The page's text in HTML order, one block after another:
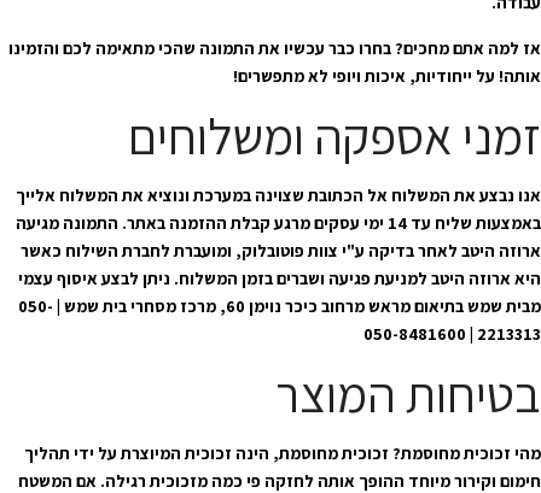
אז למה אתם מחכים? בחרו כבר עכשיו את התמונה שהכי מתאימה לכם והזמינו
אותה! על ייחודיות, איכות ויופי לא מתפשרים!
זמני אספקה ומשלוחים
אנו נבצע את המשלוח אל הכתובת שצוינה במערכת ונוציא את המשלוח אלייך
באמצעות שליח עד 14 ימי עסקים מרגע קבלת ההזמנה באתר. התמונה מגיעה
ארוזה היטב לאחר בדיקה ע"י צוות פוטובלוק, ומועברת לחברת השילוח כאשר
היא ארוזה היטב למניעת פגיעה ושברים בזמן המשלוח. ניתן לבצע איסוף עצמי
מבית שמש בתיאום מראש מרחוב כיכר נוימן 60, מרכז מסחרי בית שמש | 050-
2213313 | 050-8481600
בטיחות המוצר
מהי זכוכית מחוסמת? זכוכית מחוסמת, הינה זכוכית המיוצרת על ידי תהליך
חימום וקירור מיוחד ההופך אותה לחזקה פי כמה מזכוכית רגילה. אם המשטח